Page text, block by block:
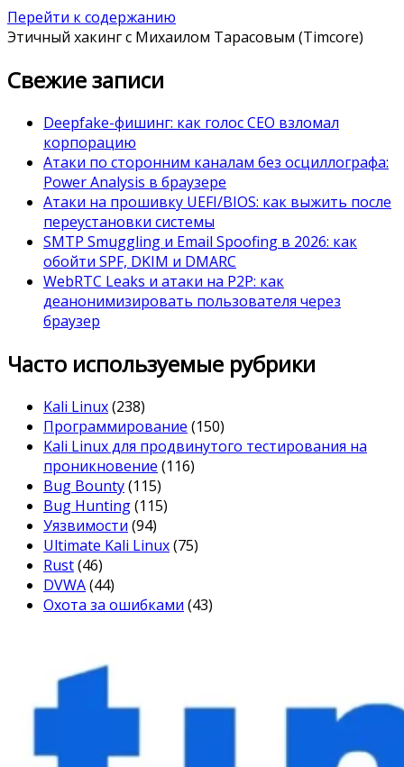
Перейти к содержанию
Этичный хакинг с Михаилом Тарасовым (Timcore)
Свежие записи
Deepfake-фишинг: как голос CEO взломал
корпорацию
Атаки по сторонним каналам без осциллографа:
Power Analysis в браузере
Атаки на прошивку UEFI/BIOS: как выжить после
переустановки системы
SMTP Smuggling и Email Spoofing в 2026: как
обойти SPF, DKIM и DMARC
WebRTC Leaks и атаки на P2P: как
деанонимизировать пользователя через
браузер
Часто используемые рубрики
Kali Linux(238)
Программирование (150)
Kali Linux для продвинутого тестирования на
проникновение (116)
Bug Bounty(115)
Bug Hunting(115)
Уязвимости (94)
Ultimate Kali Linux(75)
Rust(46)
DVWA(44)
Охота за ошибками (43)